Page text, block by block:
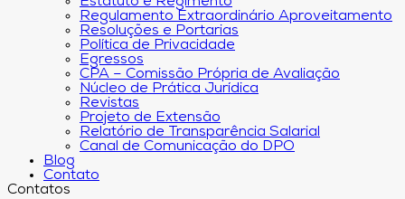
Regulamento Extraordinário Aproveitamento
Resoluções e Portarias
Política de Privacidade
Egressos
CPA – Comissão Própria de Avaliação
Núcleo de Prática Jurídica
Revistas
Projeto de Extensão
Relatório de Transparência Salarial
Canal de Comunicação do DPO
Blog
Contato
Contatos